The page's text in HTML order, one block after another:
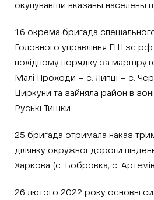
окупувавши вказаны населены
16 окрема бригада
Головного управління ГШ зс
похідному порядку за
Малі Проходи – с. Липці – с.
Циркуни та зайняла район в зоні
Руські Тишки.
25 бригада отримала наказ
ділянку окружної дороги
Харкова (с. Бобровка, с.
26 лютого 2022 року основні